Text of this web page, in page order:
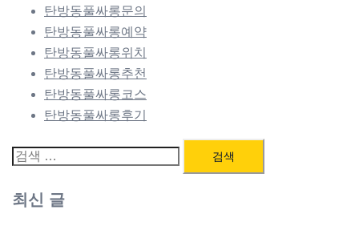
탄방동풀싸롱문의
탄방동풀싸롱예약
탄방동풀싸롱위치
탄방동풀싸롱추천
탄방동풀싸롱코스
탄방동풀싸롱후기
검
최신 글